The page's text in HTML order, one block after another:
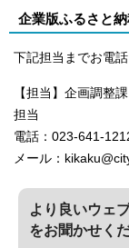
企業版ふるさと
下記担当までお電
【担当】企画調
担当
電話：023-641-
メール：
より良いウェ
をお聞かせく